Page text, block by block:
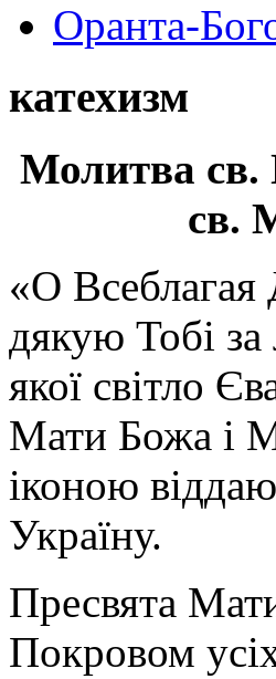
Оранта-
катехизм
Молитва св.
св.
«О Всеблагая
дякую Тобі за
якої світло
Мати Божа і
іконою
Україну.
Пресвята
Покровом